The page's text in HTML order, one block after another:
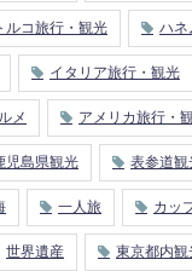
ルコ旅行・観光 ハネ
イタリア旅行・観光
メ アメリカ旅行・
児島県観光 表参道観
一人旅 カッ
世界遺産 東京都内観